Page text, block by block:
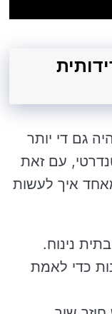
גם די יותר
עם זאת
איך לעשות
נינוח.
כדי לאמת